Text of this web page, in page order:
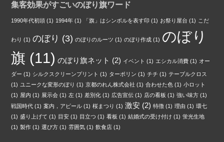
集客効果がすごいのぼり旗ワード
1990年代初頭 (1) 1994年 (1) 「旗」はシンボルを表す印 (1) お祭り屋台 (1) こだ
わり (1) のぼり (3) のぼりのルーツ (1) のぼり作成 (1) のぼり
旗 (11) のぼり旗ネット (2) イベント (1) エシカル消費 (1) オー
ダー (1) シルクスクリーンプリント (1) ターポリン (1) チチ (1) テーブルクロス
(1) ユニークな変形のぼり (1) 京都のれん株式会社 (1) 合わせた色 (1) 小ロット
(1) 屋内 (1) 展示会 (1) 左 (1) 差別化 (1) 広告宣伝 (1) 店の看板 (1) 強い味方 (1)
戦国時代 (1) 案内，アピール (1) 桜まつり (1) 激安 (2) 特徴 (1) 理由 (1) 環七
(1) 盛り上げて (1) 目安 (1) 目立つ (1) 看板 (1) 結婚式の受け付け (1) 蛍光生地
(1) 製作 (1) 選び方 (1) 雰囲気 (1) 飲食店 (1)